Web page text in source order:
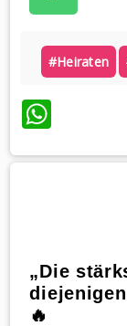
#heiraten
„Die
🔥